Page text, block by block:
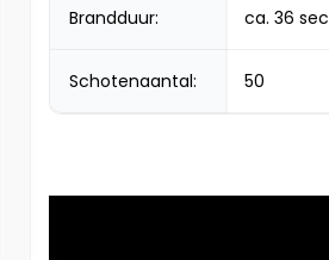
Brandduur: ca. 36 sec
Schotenaantal: 50